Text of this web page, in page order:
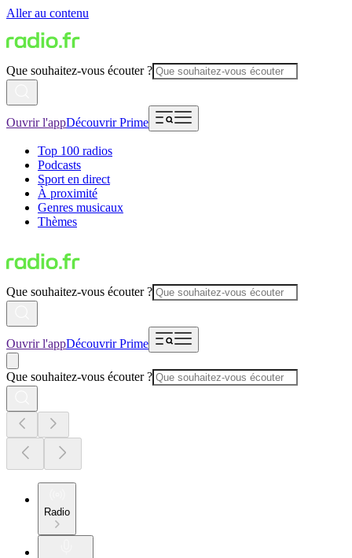
Aller au contenu
Que souhaitez-vous écouter ?
Ouvrir l'appDécouvrir Prime
Top 100 radios
Podcasts
Sport en direct
À proximité
Genres musicaux
Thèmes
Que souhaitez-vous écouter ?
Ouvrir l'appDécouvrir Prime
Que souhaitez-vous écouter ?
Radio